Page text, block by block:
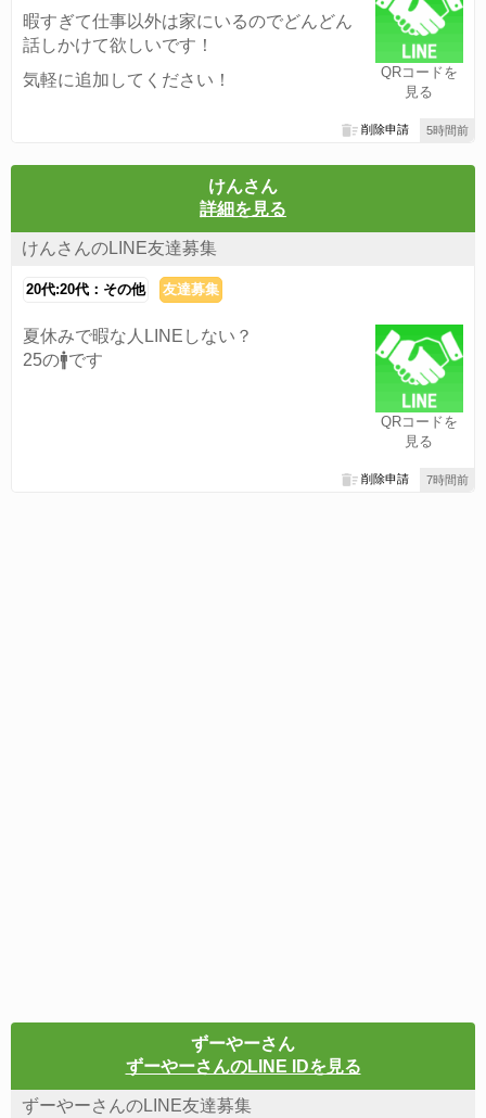
QRコードを
見る
暇すぎて仕事以外は家にいるのでどんどん
話しかけて欲しいです！
気軽に追加してください！
5時間前
削除申請
けんさん
詳細を見る
けんさんのLINE友達募集
20代:20代：その他 友達募集
QRコードを
見る
夏休みで暇な人LINEしない？
25の🚹です
7時間前
削除申請
ずーやーさん
ずーやーさんのLINE IDを見る
ずーやーさんのLINE友達募集